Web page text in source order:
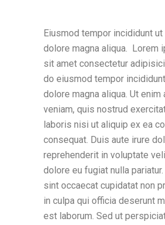
Eiusmod tempor incididunt
dolore magna aliqua. Lorem
sit amet consectetur
do eiusmod tempor
dolore magna aliqua. Ut enim
veniam, quis nostrud
laboris nisi ut aliquip ex ea
consequat. Duis aute irure
reprehenderit in voluptate
dolore eu fugiat nulla
sint occaecat cupidatat non
in culpa qui officia deserunt
est laborum. Sed ut